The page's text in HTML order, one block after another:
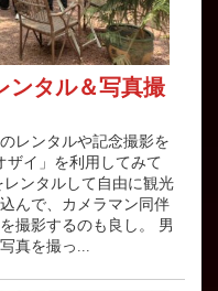
ンタル＆写真撮
レンタルや記念撮影を
ザイ」を利用してみて
ンタルして自由に観光
んで、カメラマン同伴
撮影するのも良し。 男
真を撮っ...